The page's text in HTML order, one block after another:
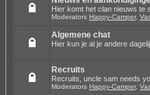
Hier komt het clan nieuws te
Moderators Happy-Camper,
Algemene chat
Hier kun je al je andere
Recruits
Recruits, uncle sam needs
Moderators Happy-Camper,